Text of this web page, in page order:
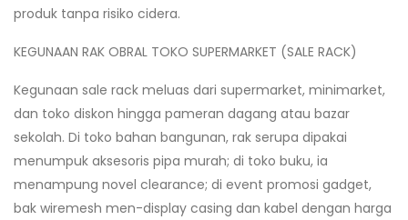
produk tanpa risiko cidera.
KEGUNAAN RAK OBRAL TOKO SUPERMARKET (SALE RACK)
Kegunaan sale rack meluas dari supermarket, minimarket,
dan toko diskon hingga pameran dagang atau bazar
sekolah. Di toko bahan bangunan, rak serupa dipakai
menumpuk aksesoris pipa murah; di toko buku, ia
menampung novel clearance; di event promosi gadget,
bak wiremesh men-display casing dan kabel dengan harga